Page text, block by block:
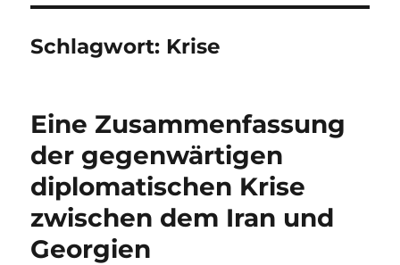
Schlagwort: Krise
Eine Zusammenfassung
der gegenwärtigen
diplomatischen Krise
zwischen dem Iran und
Georgien